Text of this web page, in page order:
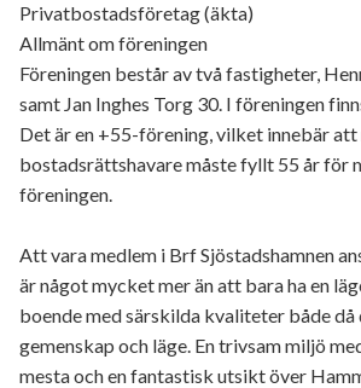
Privatbostadsföretag (äkta)
Allmänt om föreningen
Föreningen består av två fastigheter,
samt Jan Inghes Torg 30. I föreningen
Det är en +55-förening, vilket innebär att
bostadsrättshavare måste fyllt 55 år för
föreningen.
Att vara medlem i Brf Sjöstadshamnen
är något mycket mer än att bara ha en
boende med särskilda kvaliteter både då
gemenskap och läge. En trivsam miljö
mesta och en fantastisk utsikt över